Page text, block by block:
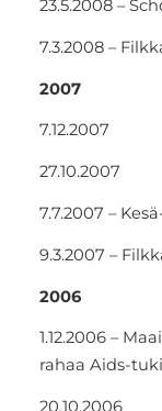
23.5.2008 –
7.3.2008 –
2007
7.12.2007
27.10.2007
7.7.2007 –
9.3.2007 –
2006
1.12.2006 –
rahaa Aids-
20.10.2006